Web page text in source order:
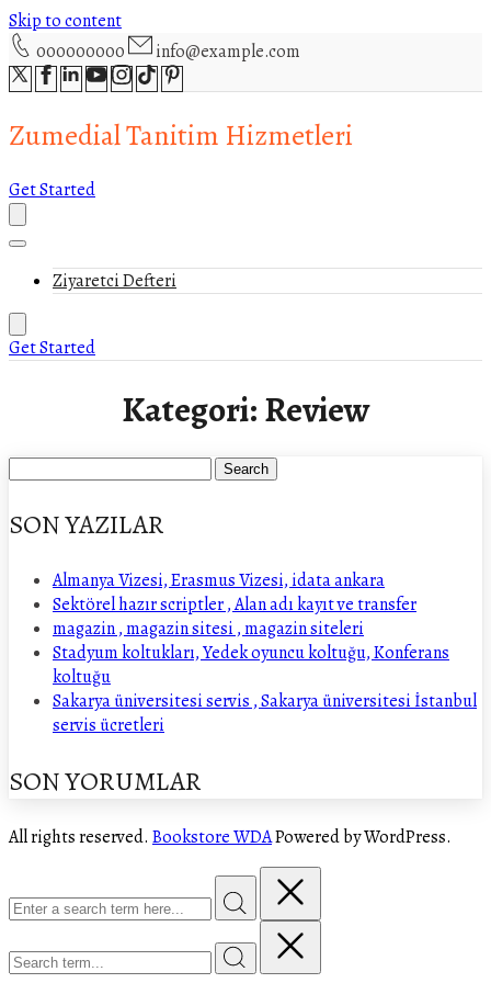
Skip to content
000000000
info@example.com
Zumedial Tanitim Hizmetleri
Get Started
Ziyaretci Defteri
Get Started
Kategori:Review
SON YAZILAR
Almanya Vizesi, Erasmus Vizesi, idata ankara
Sektörel hazır scriptler , Alan adı kayıt ve transfer
magazin , magazin sitesi , magazin siteleri
Stadyum koltukları, Yedek oyuncu koltuğu, Konferans
koltuğu
Sakarya üniversitesi servis , Sakarya üniversitesi İstanbul
servis ücretleri
SON YORUMLAR
All rights reserved. Bookstore WDAPowered by WordPress.